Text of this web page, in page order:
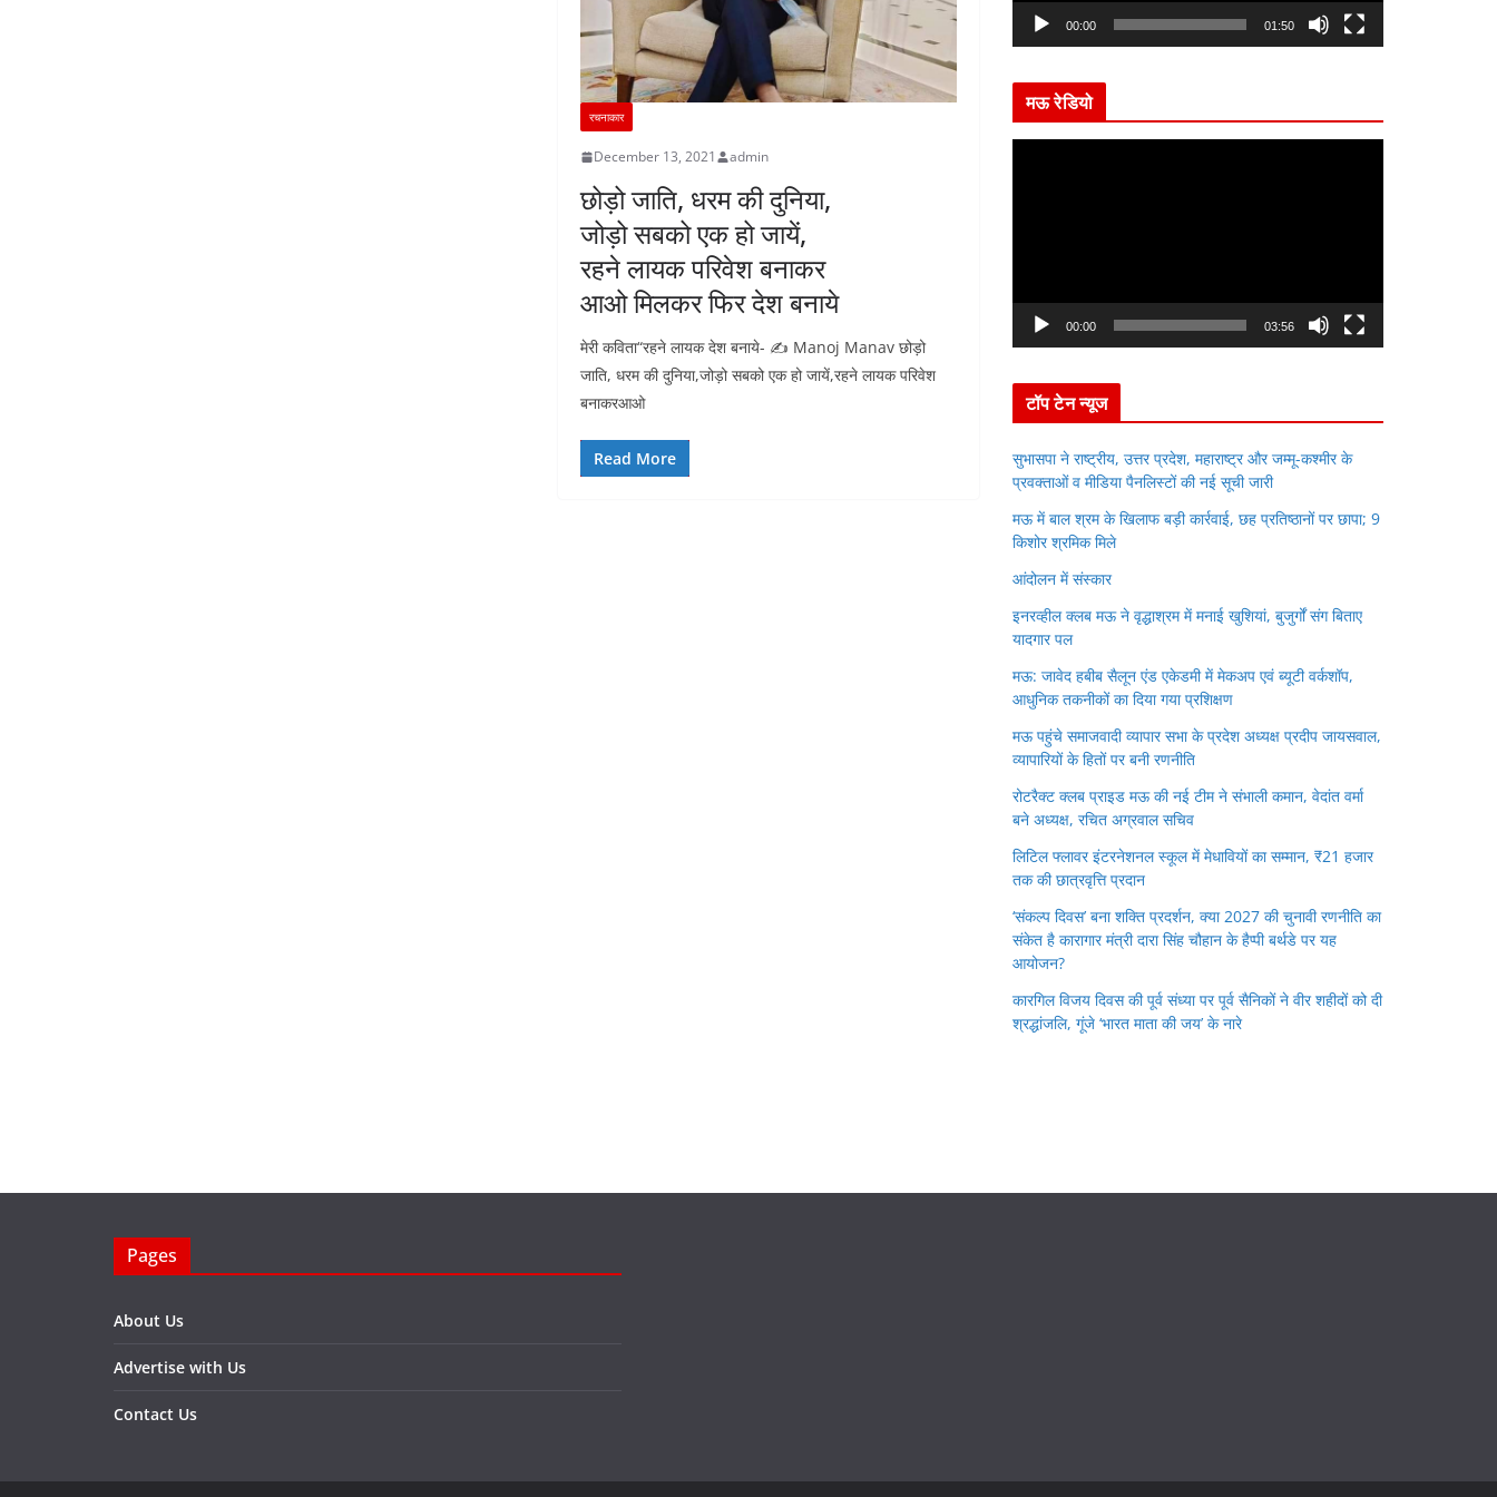
रचनाकार
December 13, 2021 admin
छोड़ो जाति, धरम की दुनिया,
जोड़ो सबको एक हो जायें,
रहने लायक परिवेश बनाकर
आओ मिलकर फिर देश बनाये
मेरी कविता“रहने लायक देश बनाये- ✍️ Manoj Manav छोड़ो
जाति, धरम की दुनिया,जोड़ो सबको एक हो जायें,रहने लायक परिवेश
बनाकरआओ
Read More
a
r
00:00 01:50
मऊ रेडियो
a
r
00:00 03:56
टॉप टेन न्यूज
सुभासपा ने राष्ट्रीय, उत्तर प्रदेश, महाराष्ट्र और जम्मू-कश्मीर के
प्रवक्ताओं व मीडिया पैनलिस्टों की नई सूची जारी
मऊ में बाल श्रम के खिलाफ बड़ी कार्रवाई, छह प्रतिष्ठानों पर छापा; 9
किशोर श्रमिक मिले
आंदोलन में संस्कार
इनरव्हील क्लब मऊ ने वृद्धाश्रम में मनाई खुशियां, बुजुर्गों संग बिताए
यादगार पल
मऊ: जावेद हबीब सैलून एंड एकेडमी में मेकअप एवं ब्यूटी वर्कशॉप,
आधुनिक तकनीकों का दिया गया प्रशिक्षण
मऊ पहुंचे समाजवादी व्यापार सभा के प्रदेश अध्यक्ष प्रदीप जायसवाल,
व्यापारियों के हितों पर बनी रणनीति
रोटरैक्ट क्लब प्राइड मऊ की नई टीम ने संभाली कमान, वेदांत वर्मा
बने अध्यक्ष, रचित अग्रवाल सचिव
लिटिल फ्लावर इंटरनेशनल स्कूल में मेधावियों का सम्मान, ₹21 हजार
तक की छात्रवृत्ति प्रदान
‘संकल्प दिवस’ बना शक्ति प्रदर्शन, क्या 2027 की चुनावी रणनीति का
संकेत है कारागार मंत्री दारा सिंह चौहान के हैप्पी बर्थडे पर यह
आयोजन?
कारगिल विजय दिवस की पूर्व संध्या पर पूर्व सैनिकों ने वीर शहीदों को दी
श्रद्धांजलि, गूंजे ‘भारत माता की जय’ के नारे
Pages
About Us
Advertise with Us
Contact Us